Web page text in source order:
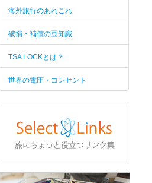
海外旅行のあれこれ
破損・補償の豆知識
TSA LOCKとは？
世界の電圧・コンセント